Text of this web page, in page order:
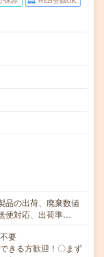
品の出荷、廃棄数値
便対応、出荷準…
要
きる方歓迎！〇まず